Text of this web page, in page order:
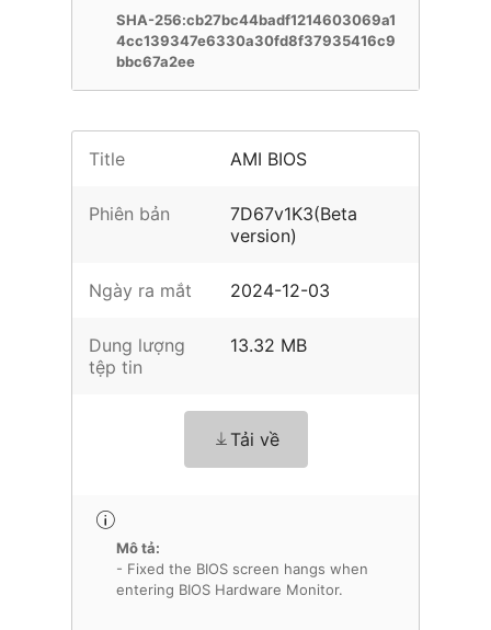
SHA-256:cb27bc44badf1214603069a1
4cc139347e6330a30fd8f37935416c9
bbc67a2ee
Title AMI BIOS
Phiên bản
7D67v1K3(Beta
version)
Ngày ra mắt 2024-12-03
Dung lượng
tệp tin
13.32 MB
Tải về
Mô tả:
- Fixed the BIOS screen hangs when
entering BIOS Hardware Monitor.